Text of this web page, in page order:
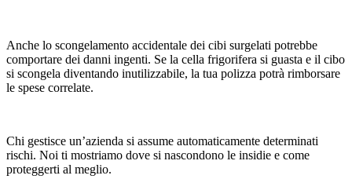
Anche lo scongelamento accidentale dei cibi surgelati potrebbe
comportare dei danni ingenti. Se la cella frigorifera si guasta e il cibo
si scongela diventando inutilizzabile, la tua polizza potrà rimborsare
le spese correlate.
Chi gestisce un’azienda si assume automaticamente determinati
rischi. Noi ti mostriamo dove si nascondono le insidie e come
proteggerti al meglio.